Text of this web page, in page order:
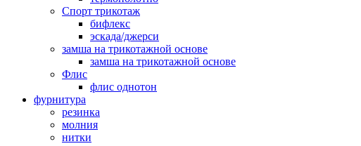
Спорт трикотаж
бифлекс
эскада/джерси
замша на трикотажной основе
замша на трикотажной основе
Флис
флис однотон
фурнитура
резинка
молния
нитки